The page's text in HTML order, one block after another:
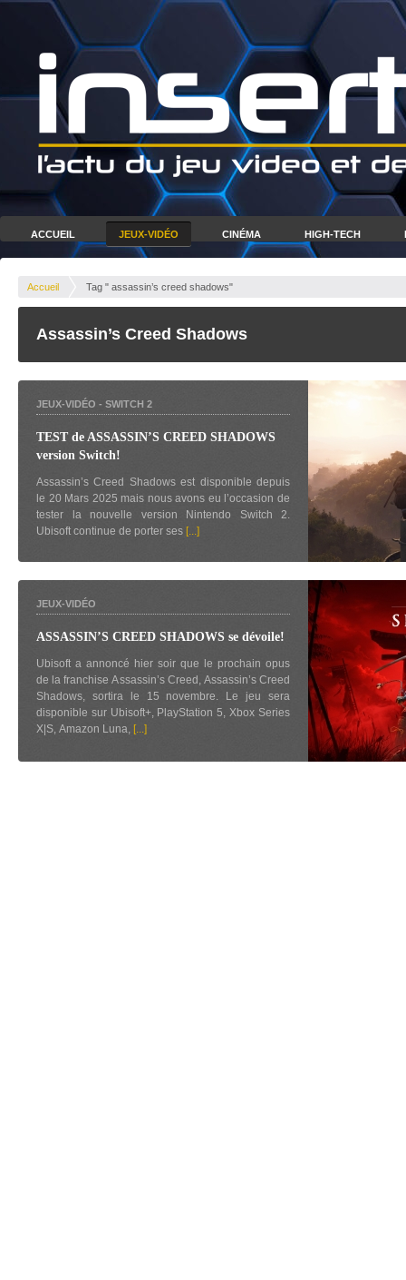
ACCUEIL JEUX-VIDÉO CINÉMA HIGH-TECH
Accueil Tag " assassin’s creed shadows"
Assassin’s Creed Shadows
JEUX-VIDÉO - SWITCH 2
TEST de ASSASSIN’S CREED SHADOWS
version Switch!
Assassin’s Creed Shadows est disponible depuis
le 20 Mars 2025 mais nous avons eu l’occasion de
tester la nouvelle version Nintendo Switch 2.
Ubisoft continue de porter ses [...]
JEUX-VIDÉO
ASSASSIN’S CREED SHADOWS se dévoile!
Ubisoft a annoncé hier soir que le prochain opus
de la franchise Assassin’s Creed, Assassin’s Creed
Shadows, sortira le 15 novembre. Le jeu sera
disponible sur Ubisoft+, PlayStation 5, Xbox Series
X|S, Amazon Luna, [...]